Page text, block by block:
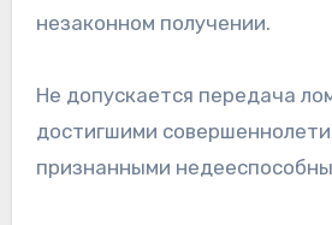
незаконном получении.
Не допускается передача
достигшими
признанными